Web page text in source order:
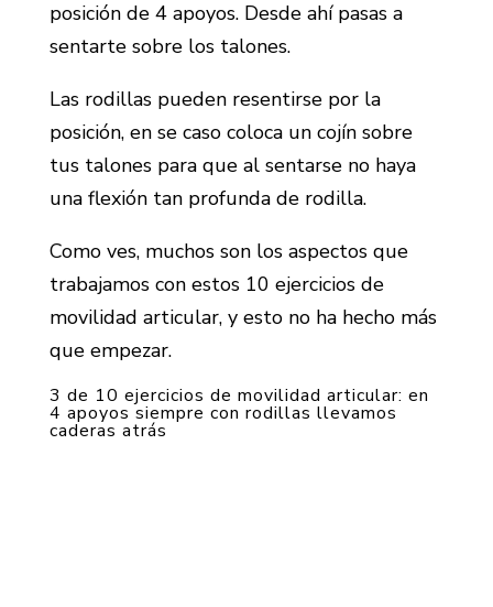
posición de 4 apoyos. Desde ahí pasas a
sentarte sobre los talones.
Las rodillas pueden resentirse por la
posición, en se caso coloca un cojín sobre
tus talones para que al sentarse no haya
una flexión tan profunda de rodilla.
Como ves, muchos son los aspectos que
trabajamos con estos 10 ejercicios de
movilidad articular, y esto no ha hecho más
que empezar.
3 de 10 ejercicios de movilidad articular: en
4 apoyos siempre con rodillas llevamos
caderas atrás